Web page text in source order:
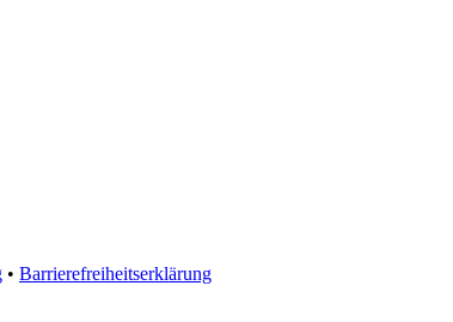
• Barrierefreiheitserklärung